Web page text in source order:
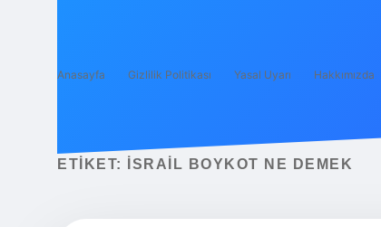
Anasayfa Gizlilik Politikası Yasal Uyarı Hakkımızda
ETIKET: İSRAIL BOYKOT NE DEMEK